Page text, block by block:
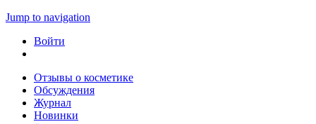
Jump to navigation
Войти
Отзывы о косметике
Обсуждения
Журнал
Новинки